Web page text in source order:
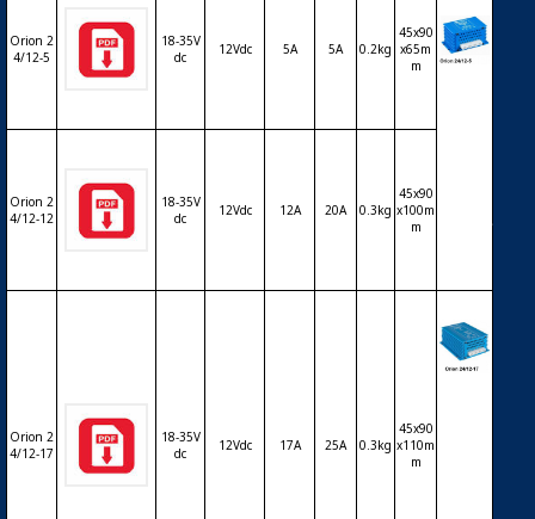
Orion 2
4/12-5
18-35V
dc
12Vdc 5A 5A 0.2kg
45x90
x65m
m
Orion 2
4/12-12
18-35V
dc
12Vdc 12A 20A 0.3kg
45x90
x100m
m
Orion 2
4/12-17
18-35V
dc
12Vdc 17A 25A 0.3kg
45x90
x110m
m